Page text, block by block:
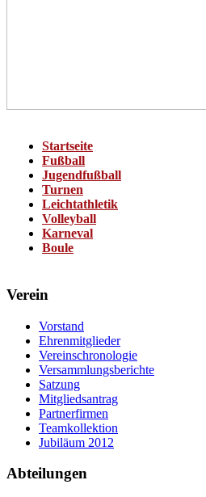
Startseite
Fußball
Jugendfußball
Turnen
Leichtathletik
Volleyball
Karneval
Boule
Verein
Vorstand
Ehrenmitglieder
Vereinschronologie
Versammlungsberichte
Satzung
Mitgliedsantrag
Partnerfirmen
Teamkollektion
Jubiläum 2012
Abteilungen